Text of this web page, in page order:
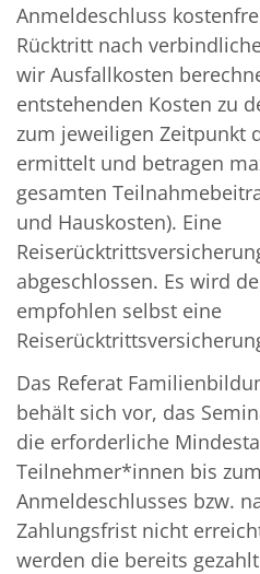
Anmeldeschluss
Rücktritt nach
wir Ausfallkosten
entstehenden Kosten zu
zum jeweiligen Zeitpunkt
ermittelt und betragen
gesamten
und Hauskosten). Eine
abgeschlossen. Es wird
empfohlen selbst eine
Das Referat
behält sich vor, das
die erforderliche
Teilnehmer*innen bis
Anmeldeschlusses bzw.
Zahlungsfrist nicht
werden die bereits